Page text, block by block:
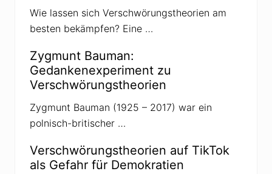
Wie lassen sich Verschwörungstheorien am
besten bekämpfen? Eine …
Zygmunt Bauman:
Gedankenexperiment zu
Verschwörungstheorien
Zygmunt Bauman (1925 – 2017) war ein
polnisch-britischer …
Verschwörungstheorien auf TikTok
als Gefahr für Demokratien